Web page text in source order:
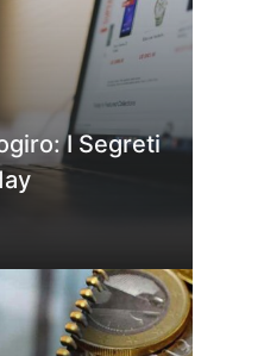
I Segreti